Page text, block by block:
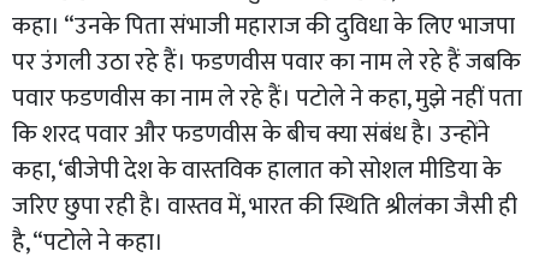
कहा। “उनके पिता संभाजी महाराज की दुविधा के लिए भाजपा
पर उंगली उठा रहे हैं। फडणवीस पवार का नाम ले रहे हैं जबकि
पवार फडणवीस का नाम ले रहे हैं। पटोले ने कहा, मुझे नहीं पता
कि शरद पवार और फडणवीस के बीच क्या संबंध है। उन्होंने
कहा, ‘बीजेपी देश के वास्तविक हालात को सोशल मीडिया के
जरिए छुपा रही है। वास्तव में, भारत की स्थिति श्रीलंका जैसी ही
है, “पटोले ने कहा।